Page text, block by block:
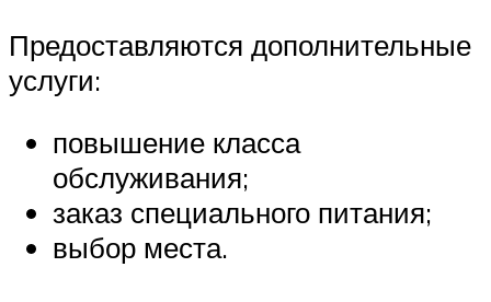
Предоставляются дополнительные
услуги:
повышение класса
обслуживания;
заказ специального питания;
выбор места.